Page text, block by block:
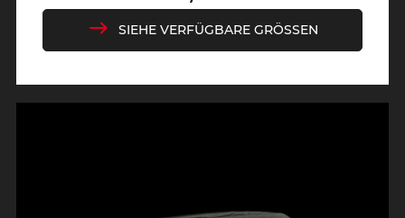
Preis
SIEHE VERFÜGBARE GRÖSSEN